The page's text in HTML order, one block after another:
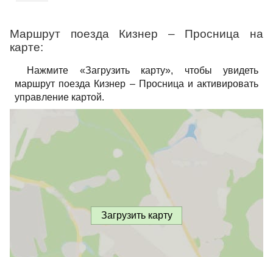
Маршрут поезда Кизнер – Просница на
карте:
Нажмите «Загрузить карту», чтобы увидеть
маршрут поезда Кизнер – Просница и активировать
управление картой.
Загрузить карту